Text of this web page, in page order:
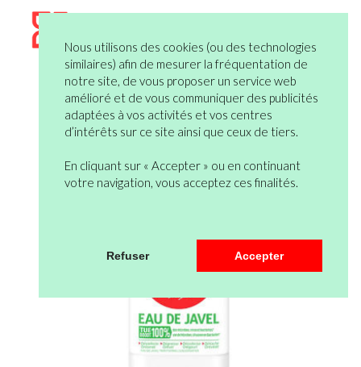
Nous utilisons des cookies (ou des technologies
similaires) afin de mesurer la fréquentation de
notre site, de vous proposer un service web
amélioré et de vous communiquer des publicités
adaptées à vos activités et vos centres
d’intérêts sur ce site ainsi que ceux de tiers.
En cliquant sur « Accepter » ou en continuant
votre navigation, vous acceptez ces finalités.
Refuser Accepter